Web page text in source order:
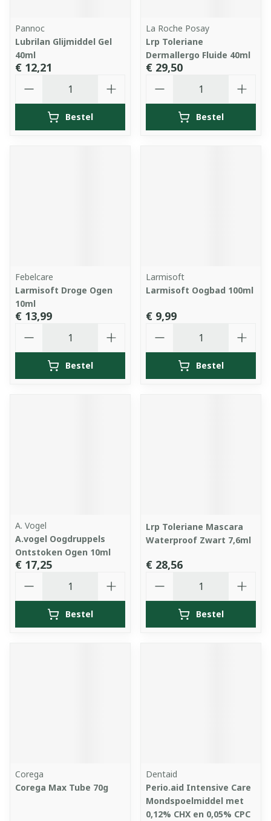
Pannoc
Lubrilan Glijmiddel Gel
40ml
€ 12,21
Bestel
La Roche Posay
Lrp Toleriane
Dermallergo Fluide 40ml
€ 29,50
Bestel
Febelcare
Larmisoft Droge Ogen
10ml
€ 13,99
Bestel
Larmisoft
Larmisoft Oogbad 100ml
€ 9,99
Bestel
A. Vogel
A.vogel Oogdruppels
Ontstoken Ogen 10ml
€ 17,25
Bestel
Lrp Toleriane Mascara
Waterproof Zwart 7,6ml
€ 28,56
Bestel
Corega
Corega Max Tube 70g
Dentaid
Perio.aid Intensive Care
Mondspoelmiddel met
0,12% CHX en 0,05% CPC